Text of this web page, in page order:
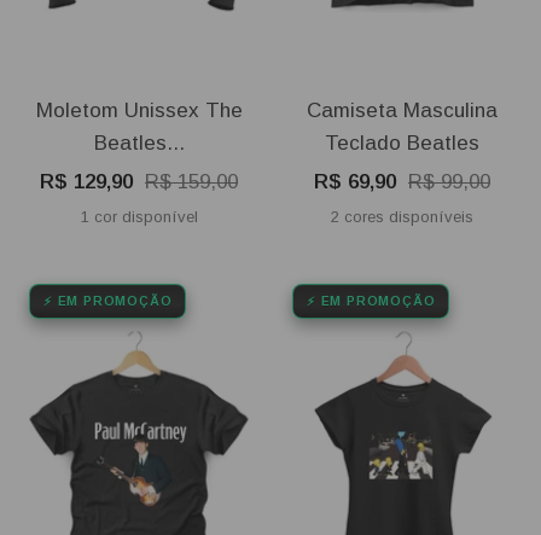
Moletom Unissex The
Beatles...
Preço
promocional
R$ 129,90 Preço
normal
R$ 159,00
1 cor disponível
Camiseta Masculina
Teclado Beatles
Preço
promocional
R$ 69,90 Preço
normal
R$ 99,00
2 cores disponíveis
⚡ EM PROMOÇÃO ⚡ EM PROMOÇÃO